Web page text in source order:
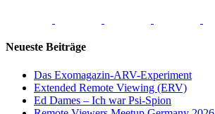
Neueste Beiträge
Das Exomagazin-ARV-Experiment
Extended Remote Viewing (ERV)
Ed Dames – Ich war Psi-Spion